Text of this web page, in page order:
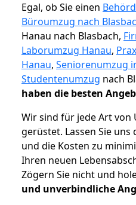
Egal, ob Sie einen
Büroumzug nach
Hanau nach Blasbach,
Laborumzug Hanau,
Hanau, Seniorenumzug
Studentenumzug nach
haben die besten
Wir sind für jede Art von
gerüstet. Lassen Sie uns
und die Kosten zu
Ihren neuen
Zögern Sie nicht und
und unverbindliche